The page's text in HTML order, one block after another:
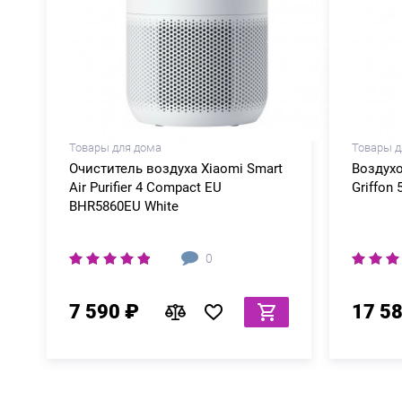
Товары для дома
Очиститель воздуха Xiaomi Smart
Air Purifier 4 Compact EU
BHR5860EU White
0
7 590 ₽
Товары
Griffon
17